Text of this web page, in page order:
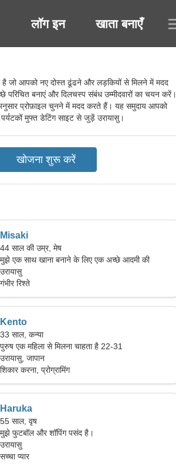
लॉग इन खाता बनाएँ
है जो आपको नए दोस्त ढूंढने और लड़कियों से मिलने में मदद
बनाएं और दिलचस्प संबंध उम्मीदवारों का चयन करें।
अनुसार प्रोफ़ाइल चुनने में मदद करते हैं। यह समुदाय आपको
मुफ्त डेटिंग साइट से जुड़ें उरायासु।
Misaki
44 साल की उम्र, मेष
मुझे एक साथ खाना बनाने के लिए एक अच्छे आदमी की
जरूरत है।
उरायासु
गंभीर रिश्ते
Kento
33 साल, कन्या
पुरुष एक महिला से मिलना चाहता है 22-31
उरायासु, जापान
शिकार करना, प्रोग्रामिंग
Haruka
55 साल, वृष
मुझे फुटबॉल और शॉपिंग पसंद है।
उरायासु
सच्चा प्यार